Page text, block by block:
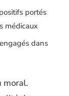
portés
médicaux
dans
moral.